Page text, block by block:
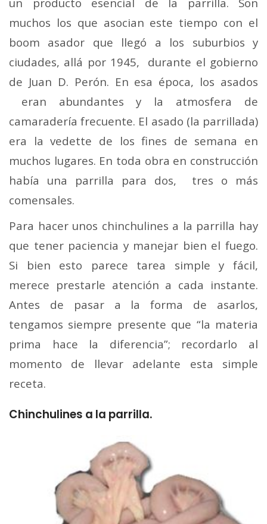
muchos los que asocian este tiempo con el
boom asador que llegó a los suburbios y
ciudades, allá por 1945, durante el gobierno
de Juan D. Perón. En esa época, los asados
eran abundantes y la atmosfera de
camaradería frecuente. El asado (la parrillada)
era la vedette de los fines de semana en
muchos lugares. En toda obra en construcción
había una parrilla para dos, tres o más
comensales.
Para hacer unos chinchulines a la parrilla hay
que tener paciencia y manejar bien el fuego.
Si bien esto parece tarea simple y fácil,
merece prestarle atención a cada instante.
Antes de pasar a la forma de asarlos,
tengamos siempre presente que “la materia
prima hace la diferencia”; recordarlo al
momento de llevar adelante esta simple
receta.
Chinchulines a la parrilla.